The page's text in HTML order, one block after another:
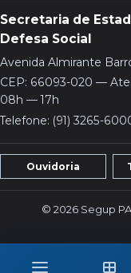
Secretaria de
Defesa Social
Avenida Almirante
CEP: 66093-020 —
08h — 17h
Telefone: (91) 3265-
Ouvidoria
© 2026 Segup